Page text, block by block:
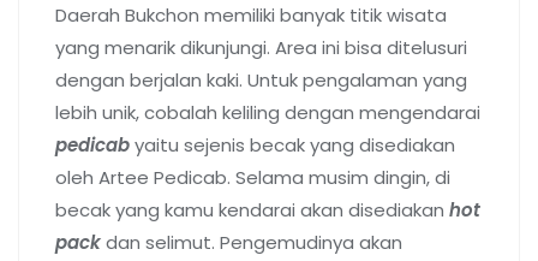
Daerah Bukchon memiliki banyak titik wisata
yang menarik dikunjungi. Area ini bisa ditelusuri
dengan berjalan kaki. Untuk pengalaman yang
lebih unik, cobalah keliling dengan mengendarai
pedicabyaitu sejenis becak yang disediakan
oleh Artee Pedicab. Selama musim dingin, di
becak yang kamu kendarai akan disediakan hot
packdan selimut. Pengemudinya akan